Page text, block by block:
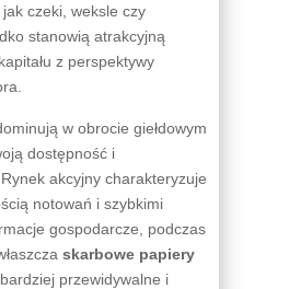
czeki, weksle czy
stanowią atrakcyjną
z perspektywy
w obrocie giełdowym
dostępność i
akcyjny charakteryzuje
notowań i szybkimi
gospodarcze, podczas
skarbowe papiery
przewidywalne i